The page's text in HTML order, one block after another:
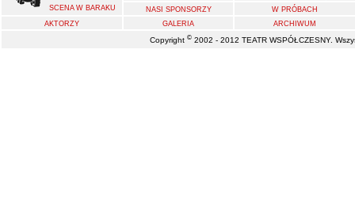
SCENA W BARAKU
NASI SPONSORZY
W PRÓBACH
AKTORZY
GALERIA ARCHIWUM
Copyright © 2002 - 2012 TEATR WSPÓŁCZESNY.